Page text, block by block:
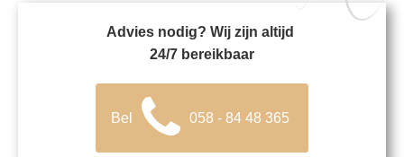
Advies nodig? Wij zijn altijd
24/7 bereikbaar
Bel 058 - 84 48 365